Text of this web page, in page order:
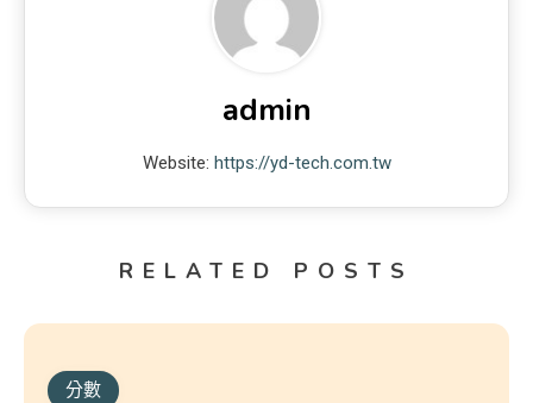
admin
Website: https://yd-tech.com.tw
RELATED POSTS
分數